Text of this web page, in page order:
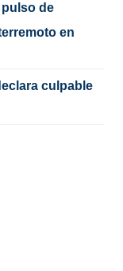
de
en
culpable